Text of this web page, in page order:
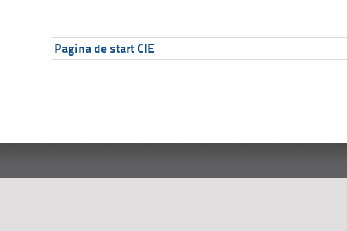
Pagina de start CIE